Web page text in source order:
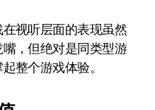
视听层面的表现虽然
，但绝对是同类型游
整个游戏体验。